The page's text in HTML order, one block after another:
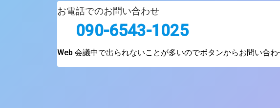
お電話でのお問い合わせ
090-6543-1025
Web 会議中で出られないことが多いのでボタンからお問い合